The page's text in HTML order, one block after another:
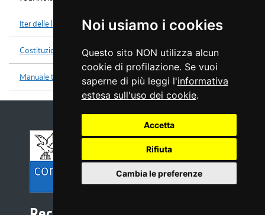
Noi usiamo i cookies
Questo sito NON utilizza alcun
cookie di profilazione. Se vuoi
saperne di più leggi l'informativa
estesa sull'uso dei cookie.
Accetta
Rifiuta
Cambia le preferenze
Iter delle leggi
Costituzione
Manuale tecniche legislative